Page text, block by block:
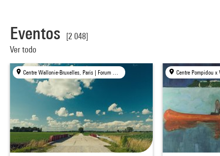
Eventos
[2 048]
Ver todo
Centre Wallonie-Bruxelles, Paris | Forum des images, Paris | mk2 bibliothèque × Centre Pompidou, Paris